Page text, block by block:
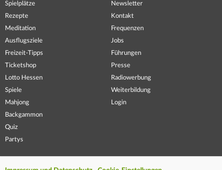
Spielplätze
Rezepte
Meditation
Ausflugsziele
Freizeit-Tipps
Ticketshop
Lotto Hessen
Spiele
Mahjong
Backgammon
Quiz
Partys
Newsletter
Kontakt
Frequenzen
Jobs
Führungen
Presse
Radiowerbung
Weiterbildung
Login